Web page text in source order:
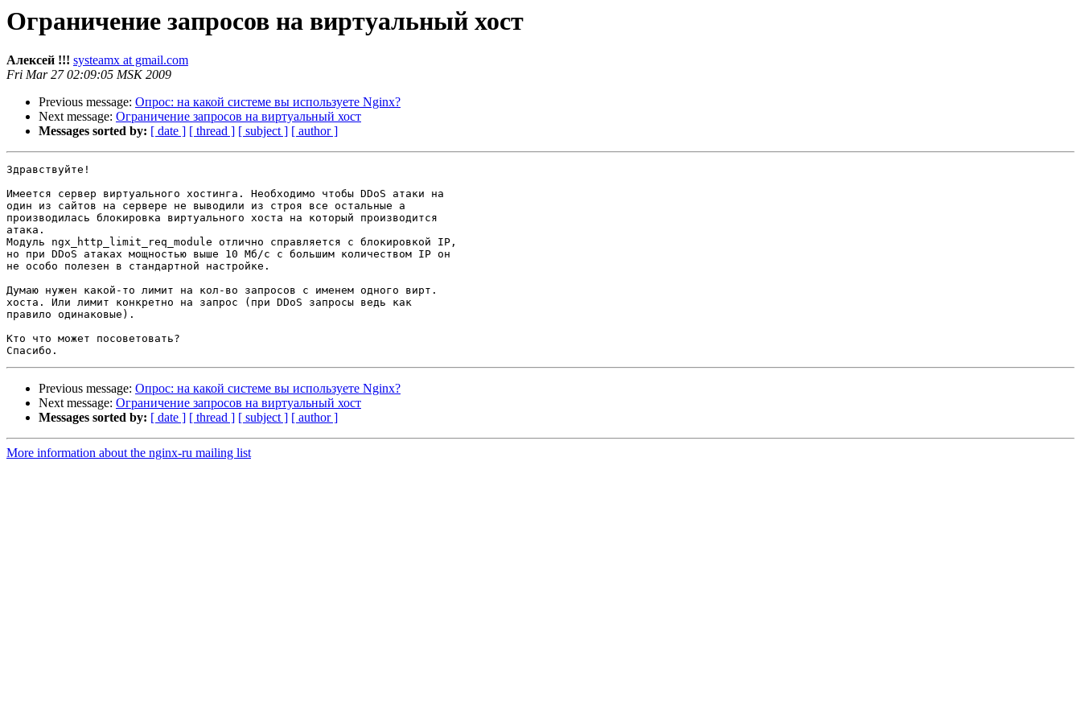
Ограничение запросов на виртуальный хост
Алексей !!! systeamx at gmail.com
Fri Mar 27 02:09:05 MSK 2009
Previous message: Опрос: на какой системе вы используете Nginx?
Next message: Ограничение запросов на виртуальный хост
Messages sorted by: [ date ] [ thread ] [ subject ] [ author ]
Здравствуйте!
Имеется сервер виртуального хостинга. Необходимо чтобы DDoS атаки на
один из сайтов на сервере не выводили из строя все остальные а
производилась блокировка виртуального хоста на который производится
атака.
Модуль ngx_http_limit_req_module отлично справляется с блокировкой IP,
но при DDoS атаках мощностью выше 10 Мб/с с большим количеством IP он
не особо полезен в стандартной настройке.
Думаю нужен какой-то лимит на кол-во запросов с именем одного вирт.
хоста. Или лимит конкретно на запрос (при DDoS запросы ведь как
правило одинаковые).
Кто что может посоветовать?
Previous message: Опрос: на какой системе вы используете Nginx?
Next message: Ограничение запросов на виртуальный хост
Messages sorted by: [ date ] [ thread ] [ subject ] [ author ]
More information about the nginx-ru mailing list